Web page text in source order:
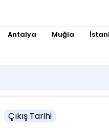
Antalya Muğla
Çıkış Tarihi